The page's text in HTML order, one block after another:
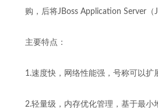
购，后将JBoss Application Server
主要特点：
1.速度快，网络性能强，号称可以扩
2.轻量级，内存优化管理，基于最小